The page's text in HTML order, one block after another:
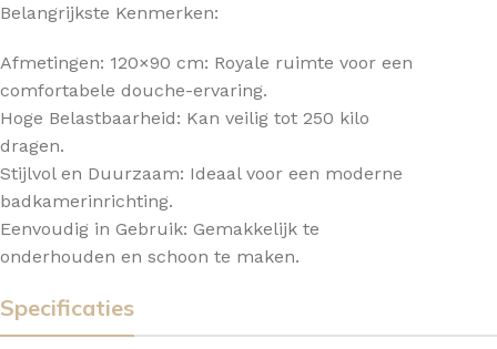
Belangrijkste Kenmerken:
Afmetingen: 120×90 cm: Royale ruimte voor een
comfortabele douche-ervaring.
Hoge Belastbaarheid: Kan veilig tot 250 kilo
dragen.
Stijlvol en Duurzaam: Ideaal voor een moderne
badkamerinrichting.
Eenvoudig in Gebruik: Gemakkelijk te
onderhouden en schoon te maken.
Specificaties